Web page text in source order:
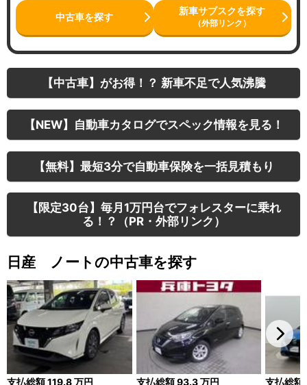
中古車を探す 新車サブスクを探す
（外部リンク）
【中古車】がお得！？ 新車不足で人気沸騰
【NEW】自動車カタログでスペック情報を見る！
【無料】最短3分で自動車保険を一括見積もり
【限定30台】毎月1万円台でフォレスターに乗れ
る！？（PR・外部リンク）
日産 ノートの中古車を探す
支払総額119.8万円 支払総額93.3万円 支払総額